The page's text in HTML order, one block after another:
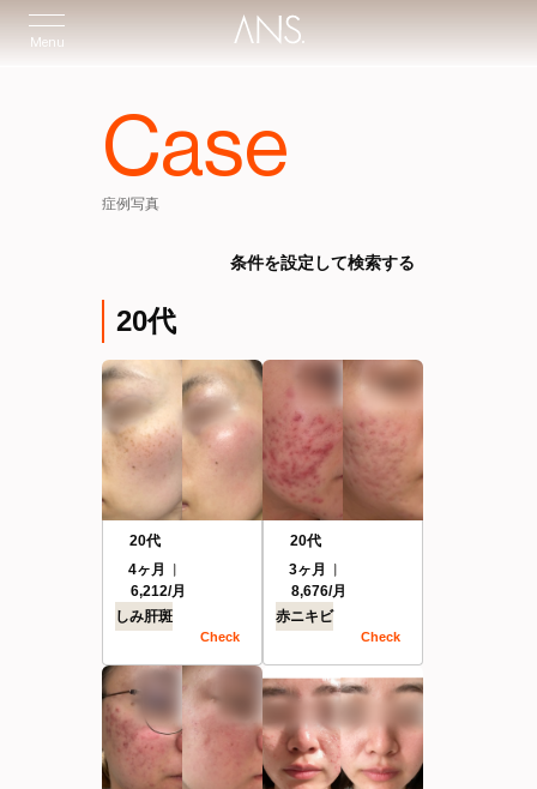
Menu
Case
症例写真
条件を設定して検索する
20代
20代
4ヶ月
6,212/月
しみ肝斑
Check
20代
3ヶ月
8,676/月
赤ニキビ
Check